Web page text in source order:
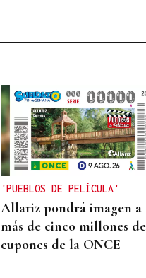
'PUEBLOS DE PELÍCULA'
Allariz pondrá imagen a
más de cinco millones de
cupones de la ONCE